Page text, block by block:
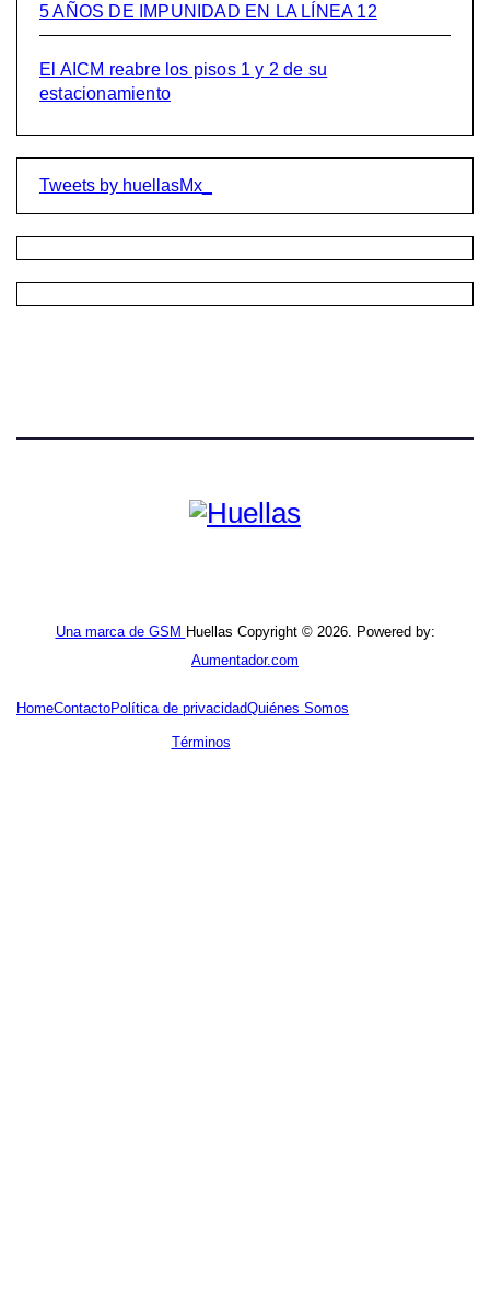
5 AÑOS DE IMPUNIDAD EN LA LÍNEA 12
El AICM reabre los pisos 1 y 2 de su
estacionamiento
Tweets by huellasMx_
Una marca de GSM Huellas Copyright © 2026. Powered by:
Aumentador.com
HomeContactoPolítica de privacidad
Términos
Quiénes Somos